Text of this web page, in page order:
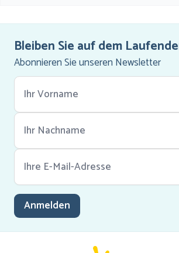
Bleiben Sie auf dem
Abonnieren Sie unseren Newsletter
Anmelden